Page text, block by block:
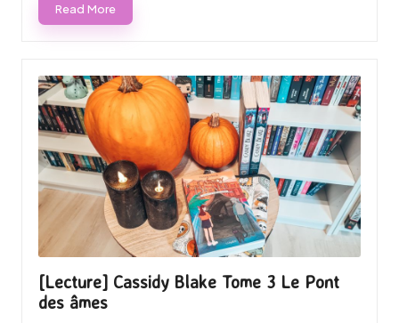
Read More
[Lecture] Cassidy Blake Tome 3 Le Pont
des âmes